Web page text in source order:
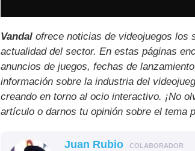
Vandal ofrece noticias de videojuegos los
actualidad del sector. En estas páginas
anuncios de juegos, fechas de
información sobre la industria del
creando en torno al ocio interactivo. ¡No
artículo o darnos tu opinión sobre el tema
Juan Rubio COLABORADOR